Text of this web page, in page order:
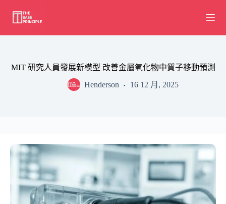
content
MIT 研究人員發展新模型 改善金屬氧化物中質子移動預測
Henderson
16 12 月, 2025